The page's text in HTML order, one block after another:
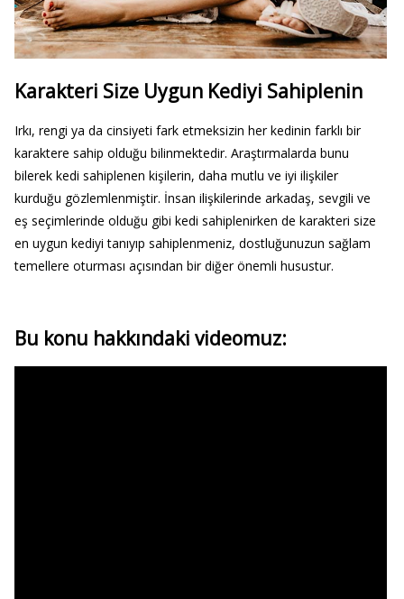
Karakteri Size Uygun Kediyi Sahiplenin
Irkı, rengi ya da cinsiyeti fark etmeksizin her kedinin farklı bir
karaktere sahip olduğu bilinmektedir. Araştırmalarda bunu
bilerek kedi sahiplenen kişilerin, daha mutlu ve iyi ilişkiler
kurduğu gözlemlenmiştir. İnsan ilişkilerinde arkadaş, sevgili ve
eş seçimlerinde olduğu gibi kedi sahiplenirken de karakteri size
en uygun kediyi tanıyıp sahiplenmeniz, dostluğunuzun sağlam
temellere oturması açısından bir diğer önemli husustur.
Bu konu hakkındaki videomuz: